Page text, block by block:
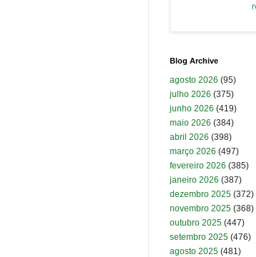
Blog Archive
agosto 2026 (95)
julho 2026 (375)
junho 2026 (419)
maio 2026 (384)
abril 2026 (398)
março 2026 (497)
fevereiro 2026 (385)
janeiro 2026 (387)
dezembro 2025 (372)
novembro 2025 (368)
outubro 2025 (447)
setembro 2025 (476)
agosto 2025 (481)